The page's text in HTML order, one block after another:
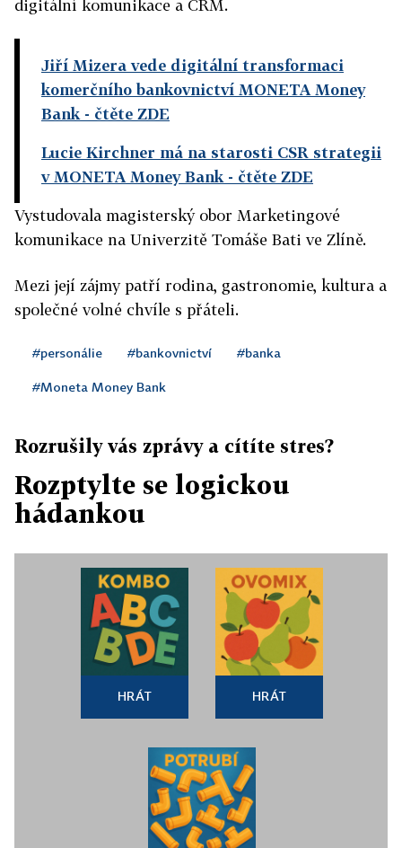
digitální komunikace a CRM.
Jiří Mizera vede digitální transformaci
komerčního bankovnictví MONETA Money
Bank - čtěte ZDE
Lucie Kirchner má na starosti CSR strategii
v MONETA Money Bank - čtěte ZDE
Vystudovala magisterský obor Marketingové
komunikace na Univerzitě Tomáše Bati ve Zlíně.
Mezi její zájmy patří rodina, gastronomie, kultura a
společné volné chvíle s přáteli.
#personálie #bankovnictví #banka
#Moneta Money Bank
Rozrušily vás zprávy a cítíte stres?
Rozptylte se logickou
hádankou
HRÁT HRÁT